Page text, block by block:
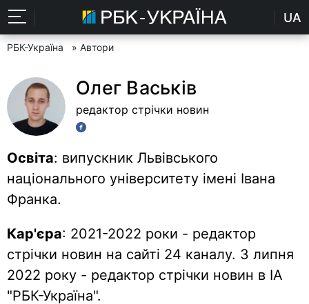
UA
РБК-Україна » Автори
Олег Васьків
редактор стрічки новин
Освіта: випускник Львівського
національного університету імені Івана
Франка.
Кар'єра: 2021-2022 роки - редактор
стрічки новин на сайті 24 каналу. З липня
2022 року - редактор стрічки новин в ІА
"РБК-Україна".